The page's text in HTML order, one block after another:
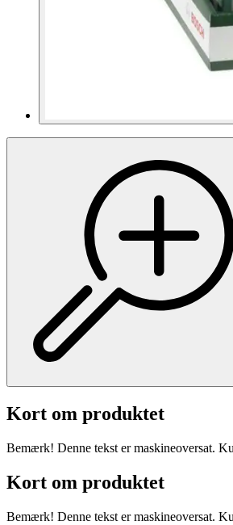
Kort om produktet
Bemærk! Denne tekst er maskineoversat.
Kort om produktet
Bemærk! Denne tekst er maskineoversat.